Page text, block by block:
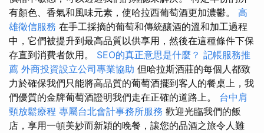
有顏色、香氣和風味元素，使哈拉西葡萄酒更加濃鬱。 高
雄徵信服務 在手工採摘的葡萄和傳統釀酒的溫和加工過程
中，它們被提升到最高品質以供享用，然後在這種條件下保
存直到消費者飲用。 SEO的真正意思是什麼？ 記帳服務推
薦 外商投資設立公司專業協助 但哈拉斯酒莊的每個人都致
力於確保我們只能將高品質的葡萄酒擺到客人的餐桌上，我
們優質的金牌葡萄酒證明我們走在正確的道路上。 台中肩
頸放鬆療程 專屬台北會計事務所服務 歡迎光臨我們的飯
店，享用一頓美妙而新穎的晚餐，讓您的品酒之旅令人難